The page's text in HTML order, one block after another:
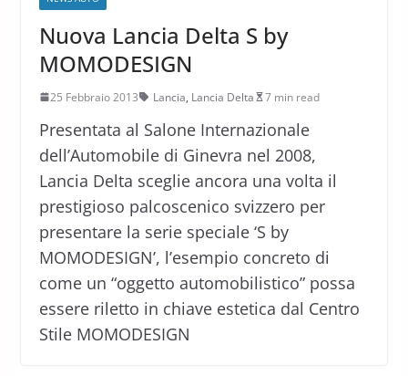
Nuova Lancia Delta S by
MOMODESIGN
25 Febbraio 2013 Lancia, Lancia Delta 7 min read
Presentata al Salone Internazionale
dell’Automobile di Ginevra nel 2008,
Lancia Delta sceglie ancora una volta il
prestigioso palcoscenico svizzero per
presentare la serie speciale ‘S by
MOMODESIGN’, l’esempio concreto di
come un “oggetto automobilistico” possa
essere riletto in chiave estetica dal Centro
Stile MOMODESIGN